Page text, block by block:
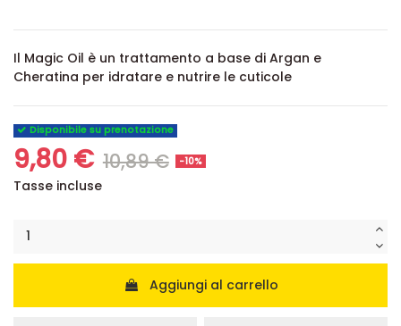
Il Magic Oil è un trattamento a base di Argan e
Cheratina per idratare e nutrire le cuticole
Disponibile su prenotazione
9,80 € 10,89 € -10%
Tasse incluse
Aggiungi al carrello